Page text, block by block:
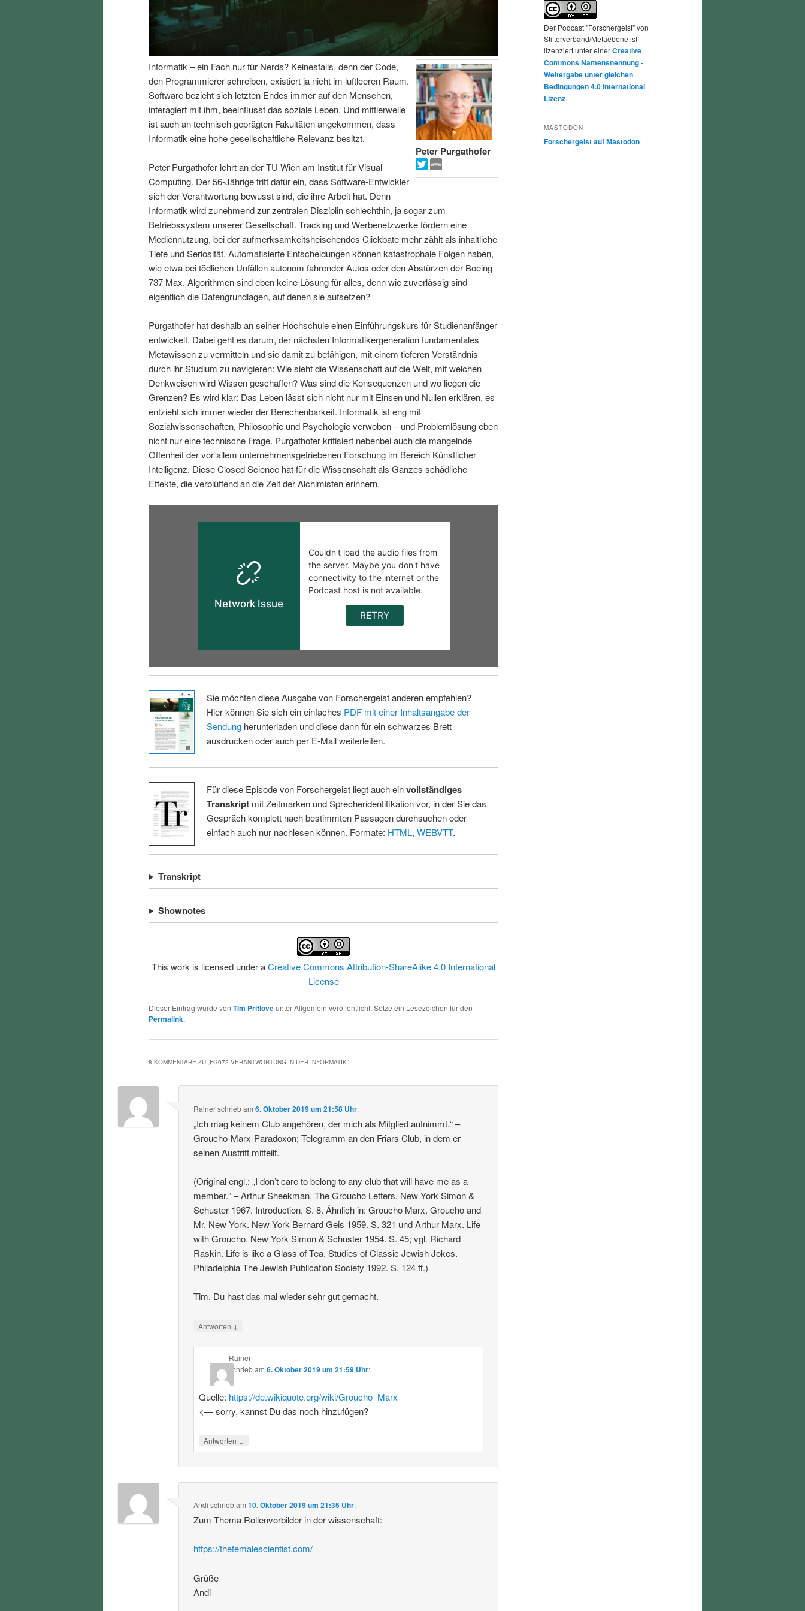
I
t
s
p
r
i
g
e
n
e
a
l
t
s
p
i
n
g
e
n
Peter Purgathofer
Informatik – ein Fach nur für Nerds? Keinesfalls, denn der Code,
den Programmierer schreiben, existiert ja nicht im luftleeren Raum.
Software bezieht sich letzten Endes immer auf den Menschen,
interagiert mit ihm, beeinflusst das soziale Leben. Und mittlerweile
ist auch an technisch geprägten Fakultäten angekommen, dass
Informatik eine hohe gesellschaftliche Relevanz besitzt.
Peter Purgathofer lehrt an der TU Wien am Institut für Visual
Computing. Der 56-Jährige tritt dafür ein, dass Software-Entwickler
sich der Verantwortung bewusst sind, die ihre Arbeit hat. Denn
Informatik wird zunehmend zur zentralen Disziplin schlechthin, ja sogar zum
Betriebssystem unserer Gesellschaft. Tracking und Werbenetzwerke fördern eine
Mediennutzung, bei der aufmerksamkeitsheischendes Clickbate mehr zählt als inhaltliche
Tiefe und Seriosität. Automatisierte Entscheidungen können katastrophale Folgen haben,
wie etwa bei tödlichen Unfällen autonom fahrender Autos oder den Abstürzen der Boeing
737 Max. Algorithmen sind eben keine Lösung für alles, denn wie zuverlässig sind
eigentlich die Datengrundlagen, auf denen sie aufsetzen?
Purgathofer hat deshalb an seiner Hochschule einen Einführungskurs für Studienanfänger
entwickelt. Dabei geht es darum, der nächsten Informatikergeneration fundamentales
Metawissen zu vermitteln und sie damit zu befähigen, mit einem tieferen Verständnis
durch ihr Studium zu navigieren: Wie sieht die Wissenschaft auf die Welt, mit welchen
Denkweisen wird Wissen geschaffen? Was sind die Konsequenzen und wo liegen die
Grenzen? Es wird klar: Das Leben lässt sich nicht nur mit Einsen und Nullen erklären, es
entzieht sich immer wieder der Berechenbarkeit. Informatik ist eng mit
Sozialwissenschaften, Philosophie und Psychologie verwoben – und Problemlösung eben
nicht nur eine technische Frage. Purgathofer kritisiert nebenbei auch die mangelnde
Offenheit der vor allem unternehmensgetriebenen Forschung im Bereich Künstlicher
Intelligenz. Diese Closed Science hat für die Wissenschaft als Ganzes schädliche
Effekte, die verblüffend an die Zeit der Alchimisten erinnern.
Sie möchten diese Ausgabe von Forschergeist anderen empfehlen?
Hier können Sie sich ein einfaches PDF mit einer Inhaltsangabe der
Sendungherunterladen und diese dann für ein schwarzes Brett
ausdrucken oder auch per E-Mail weiterleiten.
Für diese Episode von Forschergeist liegt auch einvollständiges
Transkriptmit Zeitmarken und Sprecheridentifikation vor, in der Sie das
Gespräch komplett nach bestimmten Passagen durchsuchen oder
einfach auch nur nachlesen können. Formate: HTML, WEBVTT.
Transkript
Shownotes
This work is licensed under aCreative Commons Attribution-ShareAlike 4.0 International
License
Dieser Eintrag wurde von Tim Pritloveunter Allgemein veröffentlicht. Setze ein Lesezeichen für den
Permalink.
8 KOMMENTARE ZU „FG072 VERANTWORTUNG IN DER INFORMATIK“
Rainerschriebam6. Oktober 2019 um 21:58 Uhr:
„Ich mag keinem Club angehören, der mich als Mitglied aufnimmt.“ –
Groucho-Marx-Paradoxon; Telegramm an den Friars Club, in dem er
seinen Austritt mitteilt.
(Original engl.: „I don’t care to belong to any club that will have me as a
member.“ – Arthur Sheekman, The Groucho Letters. New York Simon &
Schuster 1967. Introduction. S. 8. Ähnlich in: Groucho Marx. Groucho and
Mr. New York. New York Bernard Geis 1959. S. 321 und Arthur Marx. Life
with Groucho. New York Simon & Schuster 1954. S. 45; vgl. Richard
Raskin. Life is like a Glass of Tea. Studies of Classic Jewish Jokes.
Philadelphia The Jewish Publication Society 1992. S. 124 ff.)
Tim, Du hast das mal wieder sehr gut gemacht.
Antworten ↓
Rainer
schriebam 6. Oktober 2019 um 21:59 Uhr:
Quelle: https://de.wikiquote.org/wiki/Groucho_Marx
<— sorry, kannst Du das noch hinzufügen?
Antworten ↓
Andi schriebam10. Oktober 2019 um 21:35 Uhr:
Zum Thema Rollenvorbilder in der wissenschaft:
https://thefemalescientist.com/
Grüße
Andi
Der Podcast "Forschergeist" von
Stifterverband/Metaebene ist
lizenziert unter einerCreative
Commons Namensnennung -
Weitergabe unter gleichen
Bedingungen 4.0 International
Lizenz.
MASTODON
Forschergeist auf Mastodon